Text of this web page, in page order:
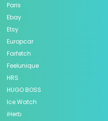
Paris
Ebay
Etsy
Europcar
Farfetch
Feelunique
HRS
HUGO BOSS
Ice Watch
iHerb